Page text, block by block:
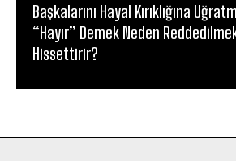
Başkalarını Hayal Kırıklığına
“Hayır” Demek Neden
Hissettirir?